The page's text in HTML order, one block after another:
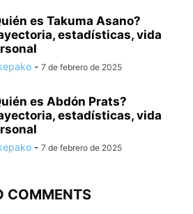
es Takuma Asano?
estadísticas, vida
- 7 de febrero de 2025
es Abdón Prats?
estadísticas, vida
- 7 de febrero de 2025
COMMENTS